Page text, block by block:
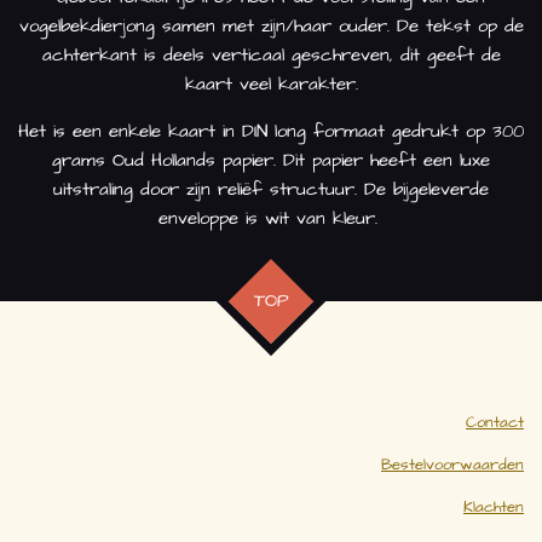
vogelbekdierjong samen met zijn/haar ouder. De tekst op de
achterkant is deels verticaal geschreven, dit geeft de
kaart veel karakter.
Het is een enkele kaart in DIN long formaat gedrukt op 300
grams Oud Hollands papier. Dit papier heeft een luxe
uitstraling door zijn reliëf structuur. De bijgeleverde
enveloppe is wit van kleur.
TOP
Contact
Bestelvoorwaarden
Klachten